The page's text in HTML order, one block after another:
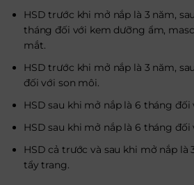
HSD trước khi mở nắp là 3 năm,
tháng đối với kem dưỡng ẩm,
mắt.
HSD trước khi mở nắp là 3 năm,
đối với son môi.
HSD sau khi mở nắp là 6 tháng đối
HSD sau khi mở nắp là 6 tháng
HSD cả trước và sau khi mở nắp là
tẩy trang.